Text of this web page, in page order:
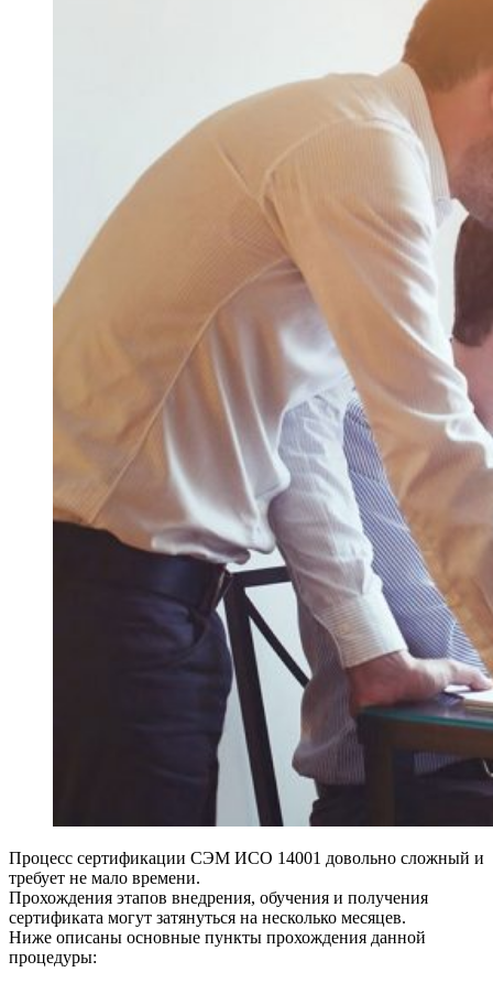
Процесс сертификации СЭМ ИСО 14001 довольно сложный и
требует не мало времени.
Прохождения этапов внедрения, обучения и получения
сертификата могут затянуться на несколько месяцев.
Ниже описаны основные пункты прохождения данной
процедуры: